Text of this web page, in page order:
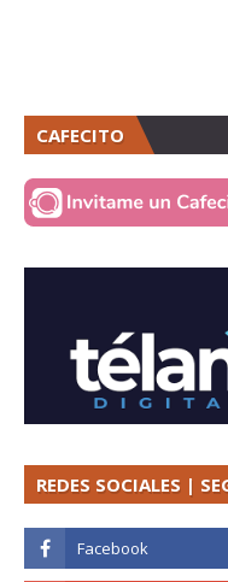
CAFECITO
REDES SOCIALES |